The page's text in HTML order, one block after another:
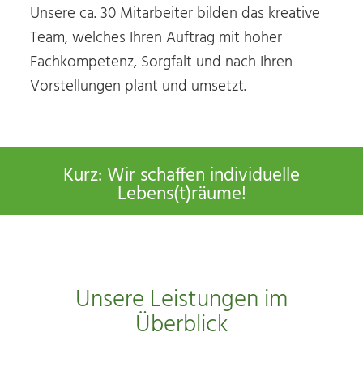
Unsere ca. 30 Mitarbeiter bilden das kreative
Team, welches Ihren Auftrag mit hoher
Fachkompetenz, Sorgfalt und nach Ihren
Vorstellungen plant und umsetzt.
Kurz: Wir schaffen individuelle
Lebens(t)räume!
Unsere Leistungen im
Überblick